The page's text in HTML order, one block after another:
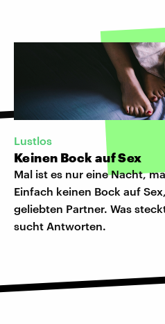
Lustlos
Keinen Bock auf Sex
Mal ist es nur eine Nacht,
Einfach keinen Bock auf
geliebten Partner. Was
sucht Antworten.